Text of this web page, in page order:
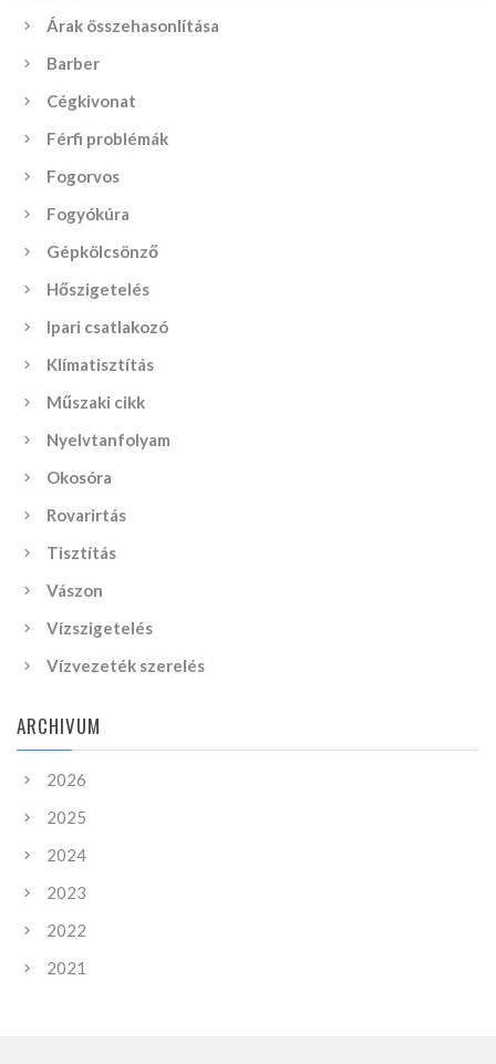
Árak összehasonlítása
Barber
Cégkivonat
Férfi problémák
Fogorvos
Fogyókúra
Gépkölcsönző
Hőszigetelés
Ipari csatlakozó
Klímatisztítás
Műszaki cikk
Nyelvtanfolyam
Okosóra
Rovarirtás
Tisztítás
Vászon
Vízszigetelés
Vízvezeték szerelés
ARCHIVUM
2026
2025
2024
2023
2022
2021